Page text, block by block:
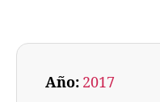
Año: 2017